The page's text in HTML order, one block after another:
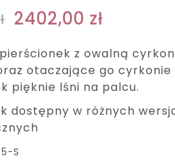
2402,00 zł
z owalną
otaczające go cyrkonie
pięknie lśni na palcu.
dostępny w różnych
S